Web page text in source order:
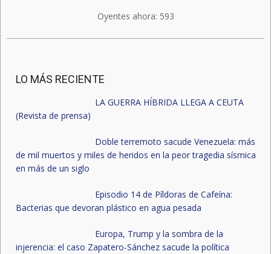
Oyentes ahora: 593
LO MÁS RECIENTE
LA GUERRA HÍBRIDA LLEGA A CEUTA
(Revista de prensa)
Doble terremoto sacude Venezuela: más
de mil muertos y miles de heridos en la peor tragedia sísmica
en más de un siglo
Episodio 14 de Píldoras de Cafeína:
Bacterias que devoran plástico en agua pesada
Europa, Trump y la sombra de la
injerencia: el caso Zapatero-Sánchez sacude la política